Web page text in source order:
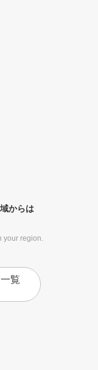
からは
your region.
覧